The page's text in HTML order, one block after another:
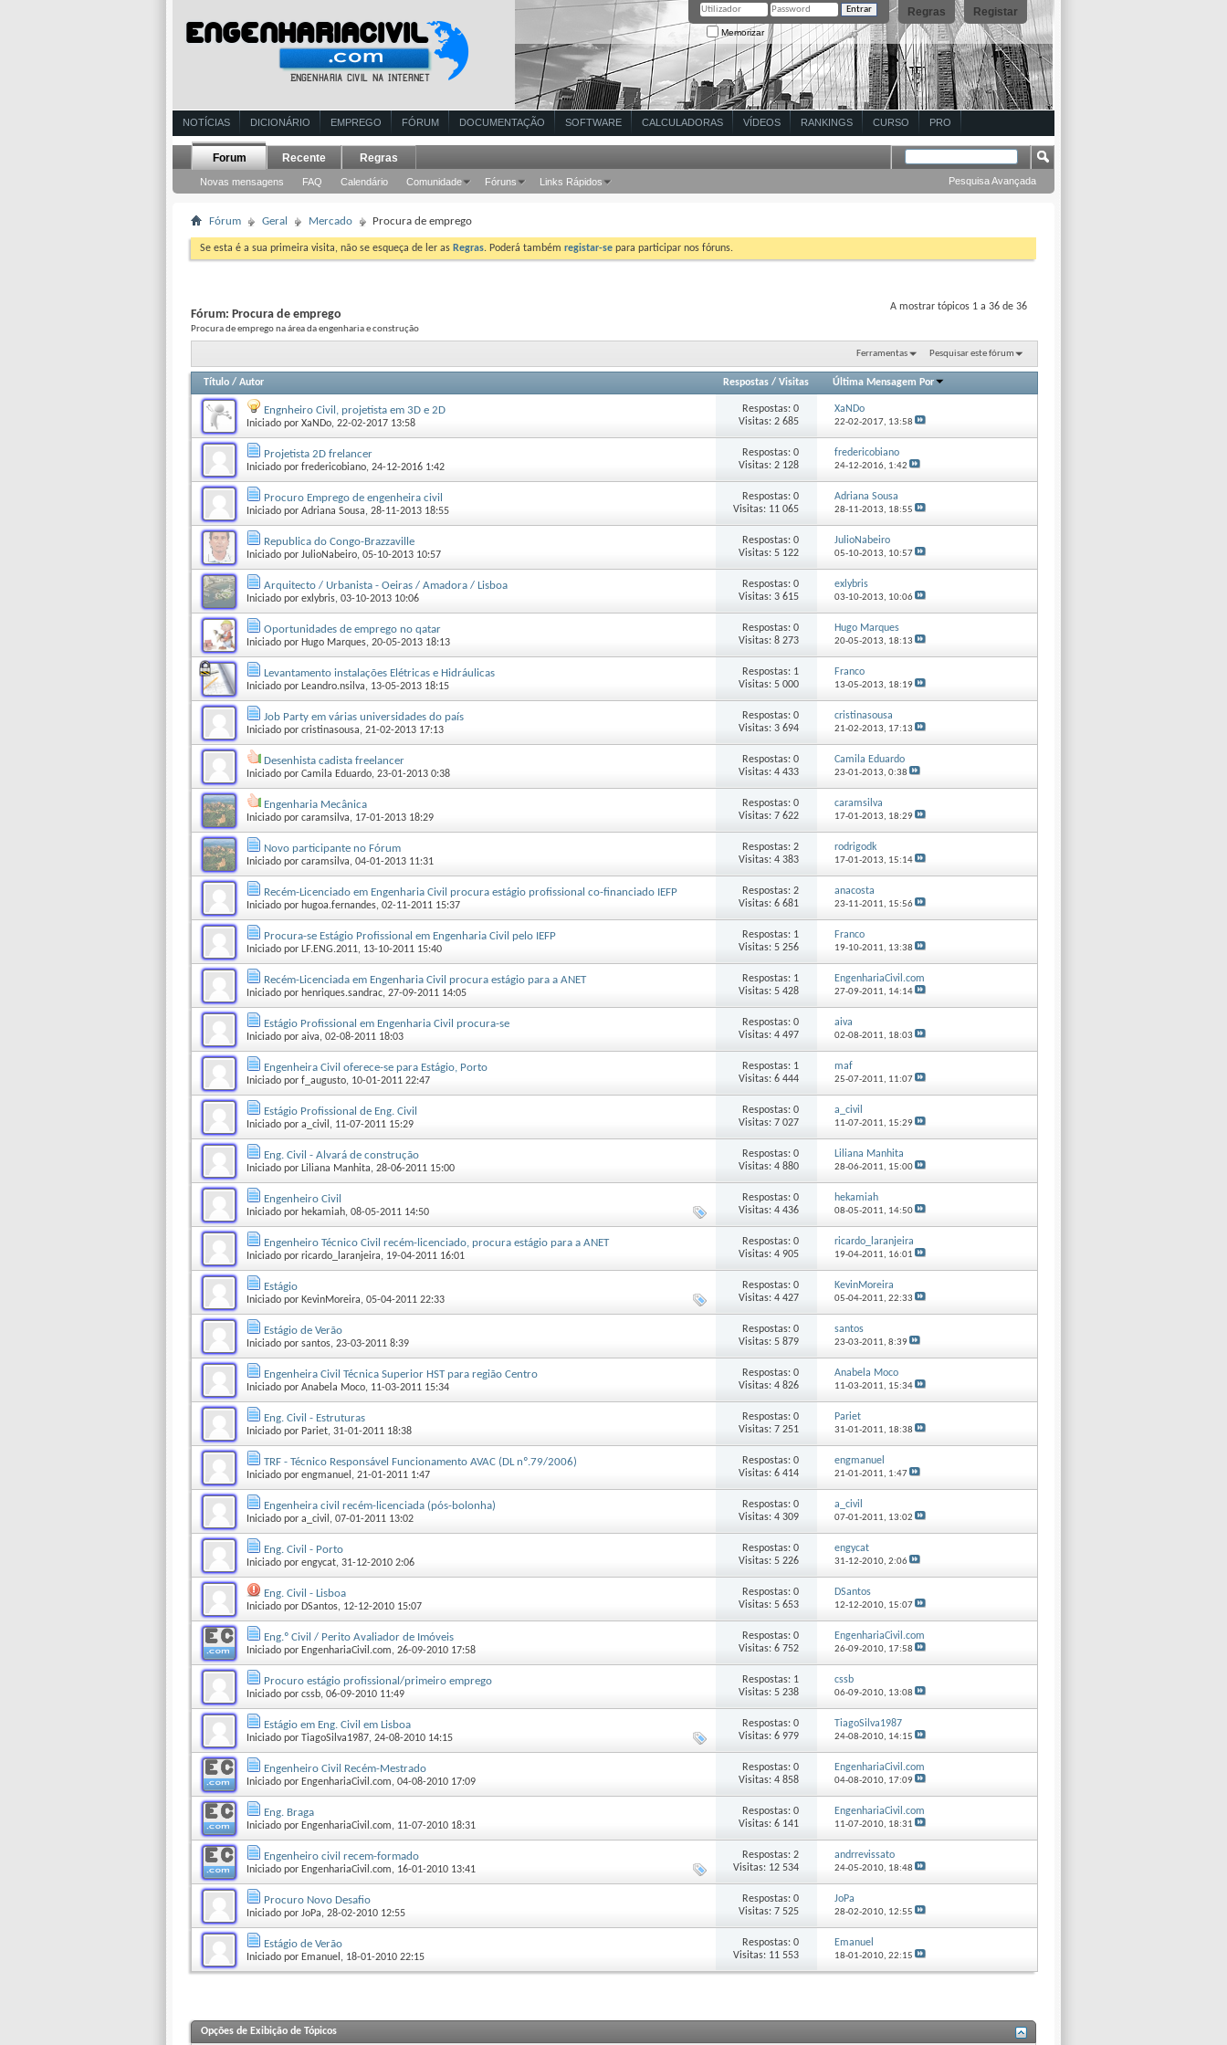
NOTÍCIAS DICIONÁRIO EMPREGO FÓRUM DOCUMENTAÇÃO SOFTWARE CALCULADORAS VÍDEOS RANKINGS CURSO PRO
Registar
Regras
Memorizar
Forum
Novas mensagens FAQ Calendário Comunidade Fóruns Links Rápidos
Recente Regras
Pesquisa Avançada
Fórum Geral Mercado Procura de emprego
Se esta é a sua primeira visita, não se esqueça de ler as Regras. Poderá também registar-se para participar nos fóruns.
A mostrar tópicos 1 a 36 de 36
Fórum: Procura de emprego
Procura de emprego na área da engenharia e construção
Ferramentas Pesquisar este fórum
Título / Autor Respostas/ Visitas Última Mensagem Por
Engnheiro Civil, projetista em 3D e 2D
Iniciado por XaNDo‎, 22-02-2017 13:58
Respostas: 0
Visitas: 2 685
XaNDo
22-02-2017, 13:58
Projetista 2D frelancer
Iniciado por fredericobiano‎, 24-12-2016 1:42
Respostas: 0
Visitas: 2 128
fredericobiano
24-12-2016, 1:42
Procuro Emprego de engenheira civil
Iniciado por Adriana Sousa‎, 28-11-2013 18:55
Respostas: 0
Visitas: 11 065
Adriana Sousa
28-11-2013, 18:55
Republica do Congo-Brazzaville
Iniciado por JulioNabeiro‎, 05-10-2013 10:57
Respostas: 0
Visitas: 5 122
JulioNabeiro
05-10-2013, 10:57
Arquitecto / Urbanista - Oeiras / Amadora / Lisboa
Iniciado por exlybris‎, 03-10-2013 10:06
Respostas: 0
Visitas: 3 615
exlybris
03-10-2013, 10:06
Oportunidades de emprego no qatar
Iniciado por Hugo Marques‎, 20-05-2013 18:13
Respostas: 0
Visitas: 8 273
Hugo Marques
20-05-2013, 18:13
Levantamento instalações Elétricas e Hidráulicas
Iniciado por Leandro.nsilva‎, 13-05-2013 18:15
Respostas: 1
Visitas: 5 000
Franco
13-05-2013, 18:19
Job Party em várias universidades do país
Iniciado por cristinasousa‎, 21-02-2013 17:13
Respostas: 0
Visitas: 3 694
cristinasousa
21-02-2013, 17:13
Desenhista cadista freelancer
Iniciado por Camila Eduardo‎, 23-01-2013 0:38
Respostas: 0
Visitas: 4 433
Camila Eduardo
23-01-2013, 0:38
Engenharia Mecânica
Iniciado por caramsilva‎, 17-01-2013 18:29
Respostas: 0
Visitas: 7 622
caramsilva
17-01-2013, 18:29
Novo participante no Fórum
Iniciado por caramsilva‎, 04-01-2013 11:31
Respostas: 2
Visitas: 4 383
rodrigodk
17-01-2013, 15:14
Recém-Licenciado em Engenharia Civil procura estágio profissional co-financiado IEFP
Iniciado por hugoa.fernandes‎, 02-11-2011 15:37
Respostas: 2
Visitas: 6 681
anacosta
23-11-2011, 15:56
Procura-se Estágio Profissional em Engenharia Civil pelo IEFP
Iniciado por LF.ENG.2011‎, 13-10-2011 15:40
Respostas: 1
Visitas: 5 256
Franco
19-10-2011, 13:38
Recém-Licenciada em Engenharia Civil procura estágio para a ANET
Iniciado por henriques.sandrac‎, 27-09-2011 14:05
Respostas: 1
Visitas: 5 428
EngenhariaCivil.com
27-09-2011, 14:14
Estágio Profissional em Engenharia Civil procura-se
Iniciado por aiva‎, 02-08-2011 18:03
Respostas: 0
Visitas: 4 497
aiva
02-08-2011, 18:03
Engenheira Civil oferece-se para Estágio, Porto
Iniciado por f_augusto‎, 10-01-2011 22:47
Respostas: 1
Visitas: 6 444
maf
25-07-2011, 11:07
Estágio Profissional de Eng. Civil
Iniciado por a_civil ‎, 11-07-2011 15:29
Respostas: 0
Visitas: 7 027
a_civil
11-07-2011, 15:29
Eng. Civil - Alvará de construção
Iniciado por Liliana Manhita‎, 28-06-2011 15:00
Respostas: 0
Visitas: 4 880
Liliana Manhita
28-06-2011, 15:00
Engenheiro Civil
Iniciado por hekamiah‎, 08-05-2011 14:50
Respostas: 0
Visitas: 4 436
hekamiah
08-05-2011, 14:50
Engenheiro Técnico Civil recém-licenciado, procura estágio para a ANET
Iniciado por ricardo_laranjeira‎, 19-04-2011 16:01
Respostas: 0
Visitas: 4 905
ricardo_laranjeira
19-04-2011, 16:01
Estágio
Iniciado por KevinMoreira‎, 05-04-2011 22:33
Respostas: 0
Visitas: 4 427
KevinMoreira
05-04-2011, 22:33
Estágio de Verão
Iniciado por santos‎, 23-03-2011 8:39
Respostas: 0
Visitas: 5 879
santos
23-03-2011, 8:39
Engenheira Civil Técnica Superior HST para região Centro
Iniciado por Anabela Moco‎, 11-03-2011 15:34
Respostas: 0
Visitas: 4 826
Anabela Moco
11-03-2011, 15:34
Eng. Civil - Estruturas
Iniciado por Pariet‎, 31-01-2011 18:38
Respostas: 0
Visitas: 7 251
Pariet
31-01-2011, 18:38
TRF - Técnico Responsável Funcionamento AVAC (DL nº.79/2006)
Iniciado por engmanuel ‎, 21-01-2011 1:47
Respostas: 0
Visitas: 6 414
engmanuel
21-01-2011, 1:47
Engenheira civil recém-licenciada (pós-bolonha)
Iniciado por a_civil ‎, 07-01-2011 13:02
Respostas: 0
Visitas: 4 309
a_civil
07-01-2011, 13:02
Eng. Civil - Porto
Iniciado por engycat‎, 31-12-2010 2:06
Respostas: 0
Visitas: 5 226
engycat
31-12-2010, 2:06
Eng. Civil - Lisboa
Iniciado por DSantos‎, 12-12-2010 15:07
Respostas: 0
Visitas: 5 653
DSantos
12-12-2010, 15:07
Eng.º Civil / Perito Avaliador de Imóveis
Iniciado por EngenhariaCivil.com‎, 26-09-2010 17:58
Respostas: 0
Visitas: 6 752
EngenhariaCivil.com
26-09-2010, 17:58
Procuro estágio profissional/primeiro emprego
Iniciado por cssb‎, 06-09-2010 11:49
Respostas: 1
Visitas: 5 238
cssb
06-09-2010, 13:08
Estágio em Eng. Civil em Lisboa
Iniciado por TiagoSilva1987‎, 24-08-2010 14:15
Respostas: 0
Visitas: 6 979
TiagoSilva1987
24-08-2010, 14:15
Engenheiro Civil Recém-Mestrado
Iniciado por EngenhariaCivil.com‎, 04-08-2010 17:09
Respostas: 0
Visitas: 4 858
EngenhariaCivil.com
04-08-2010, 17:09
Eng. Braga
Iniciado por EngenhariaCivil.com‎, 11-07-2010 18:31
Respostas: 0
Visitas: 6 141
EngenhariaCivil.com
11-07-2010, 18:31
Engenheiro civil recem-formado
Iniciado por EngenhariaCivil.com‎, 16-01-2010 13:41
Respostas: 2
Visitas: 12 534
andrrevissato
24-05-2010, 18:48
Procuro Novo Desafio
Iniciado por JoPa‎, 28-02-2010 12:55
Respostas: 0
Visitas: 7 525
JoPa
28-02-2010, 12:55
Estágio de Verão
Iniciado por Emanuel ‎, 18-01-2010 22:15
Respostas: 0
Visitas: 11 553
Emanuel
18-01-2010, 22:15
Opções de Exibição de Tópicos